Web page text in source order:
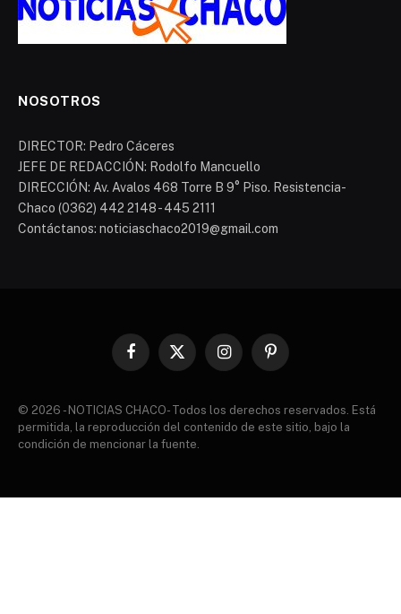
NOSOTROS
DIRECTOR: Pedro Cáceres
JEFE DE REDACCIÓN: Rodolfo Mancuello
DIRECCIÓN: Av. Avalos 468 Torre B 9° Piso. Resistencia-
Chaco (0362) 442 2148 - 445 2111
Contáctanos: noticiaschaco2019@gmail.com
Facebook
X
InstagramPinterest
© 2026 - NOTICIAS CHACO- Todos los derechos reservados. Está
permitida, la reproducción del contenido de este sitio, bajo la
condición de mencionar la fuente.